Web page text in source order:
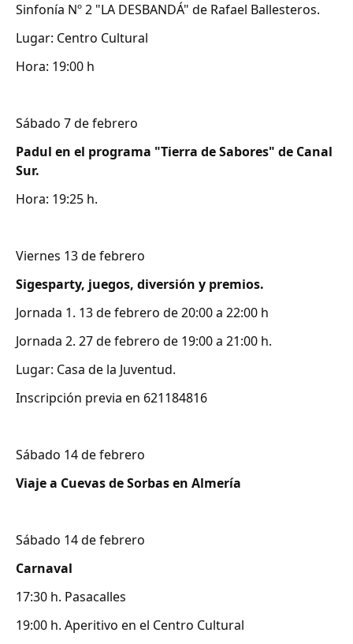
Sinfonía Nº 2 "LA DESBANDÁ" de Rafael Ballesteros.
Lugar: Centro Cultural
Hora: 19:00 h
Sábado 7 de febrero
Padul en el programa "Tierra de Sabores" de Canal
Sur.
Hora: 19:25 h.
Viernes 13 de febrero
Sigesparty, juegos, diversión y premios.
Jornada 1. 13 de febrero de 20:00 a 22:00 h
Jornada 2. 27 de febrero de 19:00 a 21:00 h.
Lugar: Casa de la Juventud.
Inscripción previa en 621184816
Sábado 14 de febrero
Viaje a Cuevas de Sorbas en Almería
Sábado 14 de febrero
Carnaval
17:30 h. Pasacalles
19:00 h. Aperitivo en el Centro Cultural